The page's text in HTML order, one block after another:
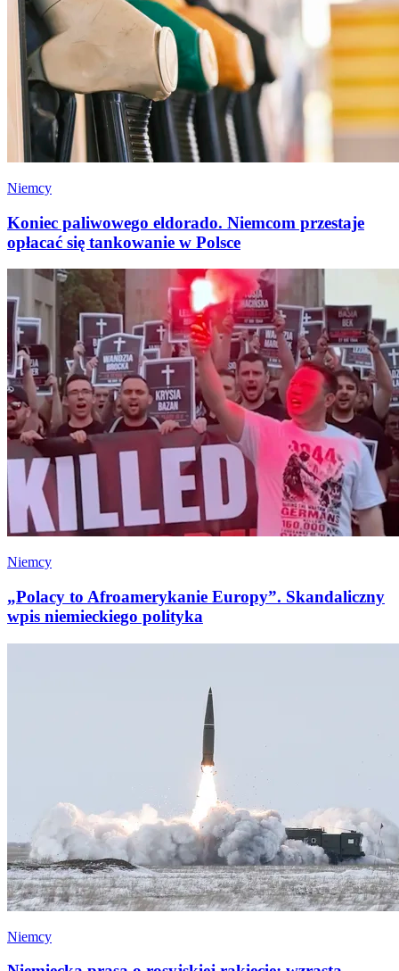
Niemcy
Koniec paliwowego eldorado. Niemcom przestaje
opłacać się tankowanie w Polsce
Niemcy
„Polacy to Afroamerykanie Europy”. Skandaliczny
wpis niemieckiego polityka
Niemcy